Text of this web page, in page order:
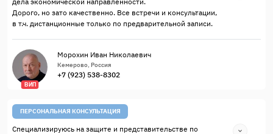
Дорого, но зато качественно. Все встречи и консультации,
в т.ч. дистанционные только по предварительной записи.
ВИП
Морохин Иван Николаевич
Кемерово, Россия
+7 (923) 538-8302
ПЕРСОНАЛЬНАЯ КОНСУЛЬТАЦИЯ
Специализируюсь на защите и представительстве по